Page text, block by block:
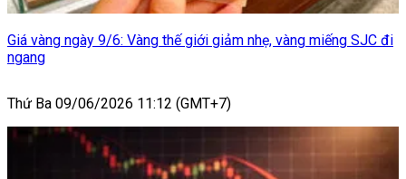
Giá vàng ngày 9/6: Vàng thế giới giảm nhẹ, vàng miếng SJC đi
ngang
Thứ Ba 09/06/2026 11:12 (GMT+7)